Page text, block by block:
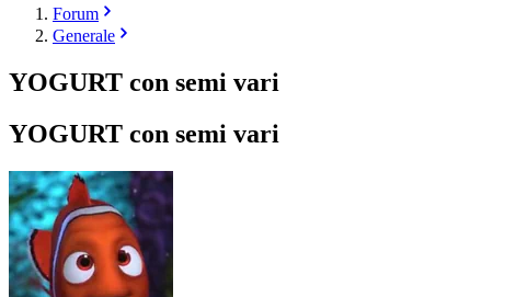
Forum
Generale
YOGURT con semi vari
YOGURT con semi vari